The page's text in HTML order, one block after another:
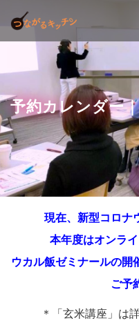
予約カレンダー
現在、新型コロナ
本年度はオンラ
ウカル飯ゼミナールの開
ご予
＊「玄米講座」は